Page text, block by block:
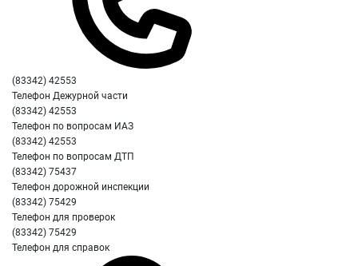
(83342) 42553
Телефон Дежурной части
(83342) 42553
Телефон по вопросам ИАЗ
(83342) 42553
Телефон по вопросам ДТП
(83342) 75437
Телефон дорожной инспекции
(83342) 75429
Телефон для проверок
(83342) 75429
Телефон для справок